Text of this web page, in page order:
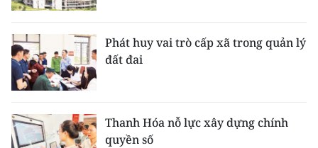
Phát huy vai trò cấp xã trong quản lý
đất đai
Thanh Hóa nỗ lực xây dựng chính
quyền số